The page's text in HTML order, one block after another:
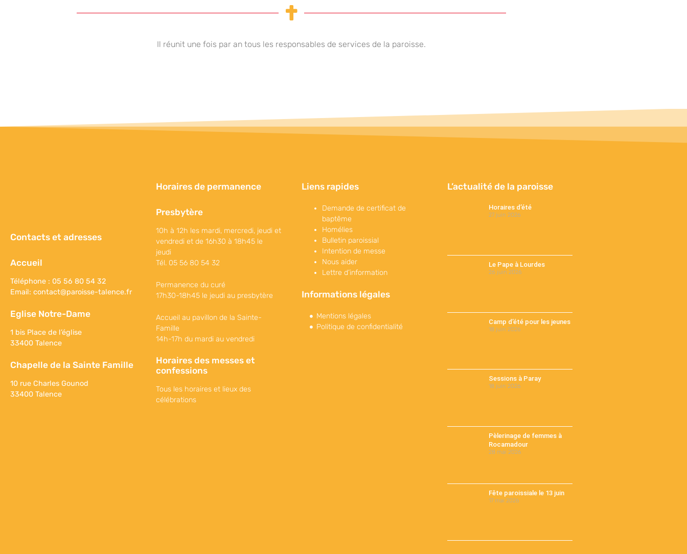
Il réunit une fois par an tous les responsables de services de la paroisse.
Contacts et adresses
Accueil
Téléphone : 05 56 80 54 32
Email: contact@paroisse-talence.fr
Eglise Notre-Dame
1 bis Place de l’église
33400 Talence
Chapelle de la Sainte Famille
10 rue Charles Gounod
33400 Talence
Horaires de permanence
Presbytère
10h à 12h les mardi, mercredi, jeudi et
vendredi et de 16h30 à 18h45 le
jeudi
Tél. 05 56 80 54 32
Permanence du curé
17h30-18h45 le jeudi au presbytère
Accueil au pavillon de la Sainte-
Famille
14h-17h du mardi au vendredi
Horaires des messes et
confessions
Tous les horaires et lieux des
célébrations
Liens rapides
Demande de certificat de
baptême
Homélies
Bulletin paroissial
Intention de messe
Nous aider
Lettre d’information
Informations légales
Mentions légales
Politique de confidentialité
L’actualité de la paroisse
Horaires d’été
27 juin 2026
Le Pape à Lourdes
26 juin 2026
Camp d’été pour les jeunes
18 juin 2026
Sessions à Paray
18 juin 2026
Pèlerinage de femmes à
Rocamadour
28 mai 2026
Fête paroissiale le 13 juin
17 mai 2026